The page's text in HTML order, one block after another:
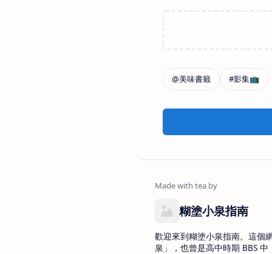
糊塗小泉指南
歡迎來到糊塗小泉指南。這個
泉」，也曾是高中時期 BBS